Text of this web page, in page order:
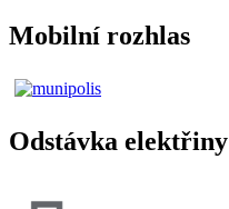
Mobilní rozhlas
Odstávka elektřiny